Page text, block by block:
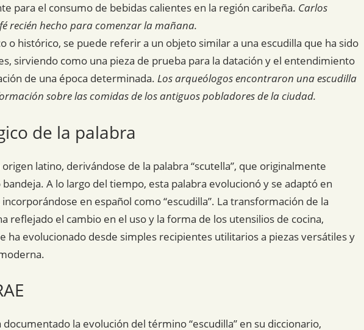
para el consumo de bebidas calientes en la región caribeña. Carlos
recién hecho para comenzar la mañana.
o histórico, se puede referir a un objeto similar a una escudilla que ha sido
sirviendo como una pieza de prueba para la datación y el entendimiento
de una época determinada. Los arqueólogos encontraron una escudilla
sobre las comidas de los antiguos pobladores de la ciudad.
de la palabra
latino, derivándose de la palabra “scutella”, que originalmente
A lo largo del tiempo, esta palabra evolucionó y se adaptó en
en español como “escudilla”. La transformación de la
reflejado el cambio en el uso y la forma de los utensilios de cocina,
ha evolucionado desde simples recipientes utilitarios a piezas versátiles y
documentado la evolución del término “escudilla” en su diccionario,